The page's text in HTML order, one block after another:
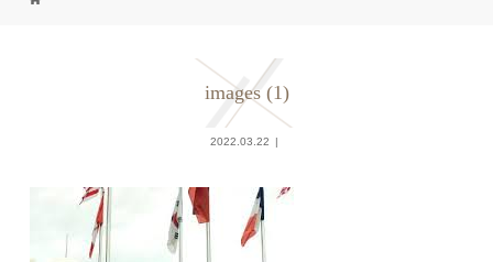
images (1)
2022.03.22